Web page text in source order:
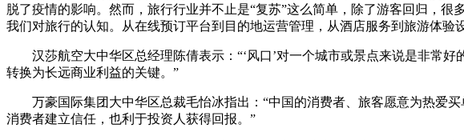
脱了疫情的影响。然而，旅行行业并不止是“复苏”这么简单，除了游客回归，
我们对旅行的认知。从在线预订平台到目的地运营管理，从酒店服务到旅游体验
汉莎航空大中华区总经理陈倩表示：“‘风口’对一个城市或景点来说是非常好
转换为长远商业利益的关键。”
万豪国际集团大中华区总裁毛怡冰指出：“中国的消费者、旅客愿意为热爱买
消费者建立信任，也利于投资人获得回报。”